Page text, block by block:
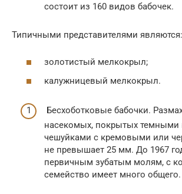
состоит из 160 видов бабочек.
Типичными представителями являются:
золотистый мелкокрыл;
калужницевый мелкокрыл.
Бесхоботковые бабочки.
насекомых, покрытых
чешуйками с кремовыми или
не превышает 25 мм. До 1967
первичным зубатым молям, с
семейство имеет много общего.